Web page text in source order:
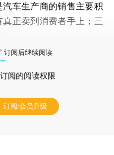
车生产商的销售主要积
正卖到消费者手上；三
订阅后继续阅读
阅的阅读权限
订阅/会员升级